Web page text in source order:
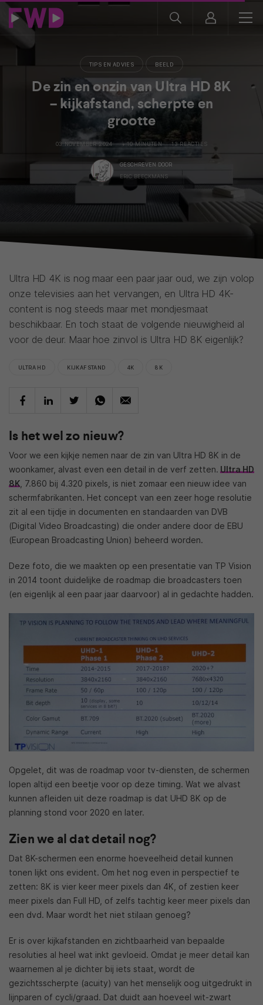
TIPS EN ADVIES BEELD
De zin en onzin van Ultra HD 8K
– kijkafstand, scherpte en
grootte
03 NOVEMBER 2024 + 10 MINUTEN 13 REACTIES
GESCHREVEN DOOR
ERIC BEECKMANS
Ultra HD 4K is nog maar een paar jaar oud, we zijn volop
onze televisies aan het vervangen, en Ultra HD 4K-
content is nog steeds maar met mondjesmaat
beschikbaar. En toch staat de volgende nieuwigheid al
voor de deur. Maar hoe zinvol is Ultra HD 8K eigenlijk?
ULTRA HD KIJKAFSTAND 4K 8K
Is het wel zo nieuw?
Voor we een kijkje nemen naar de zin van Ultra HD 8K in de
woonkamer, alvast even een detail in de verf zetten. Ultra HD
8K , 7.860 bij 4.320 pixels, is niet zomaar een nieuw idee van
schermfabrikanten. Het concept van een zeer hoge resolutie
zit al een tijdje in documenten en standaarden van DVB
(Digital Video Broadcasting) die onder andere door de EBU
(European Broadcasting Union) beheerd worden.
Deze foto, die we maakten op een presentatie van TP Vision
in 2014 toont duidelijke de roadmap die broadcasters toen
(en eigenlijk al een paar jaar daarvoor) al in gedachte hadden.
Opgelet, dit was de roadmap voor tv-diensten, de schermen
lopen altijd een beetje voor op deze timing. Wat we alvast
kunnen afleiden uit deze roadmap is dat UHD 8K op de
planning stond voor 2020 en later.
Zien we al dat detail nog?
Dat 8K-schermen een enorme hoeveelheid detail kunnen
tonen lijkt ons evident. Om het nog even in perspectief te
zetten: 8K is vier keer meer pixels dan 4K, of zestien keer
meer pixels dan Full HD, of zelfs tachtig keer meer pixels dan
een dvd. Maar wordt het niet stilaan genoeg?
Er is over kijkafstanden en zichtbaarheid van bepaalde
resoluties al heel wat inkt gevloeid. Omdat je meer detail kan
waarnemen al je dichter bij iets staat, wordt de
gezichtsscherpte (acuity) van het menselijk oog uitgedrukt in
lijnparen of cycli/graad. Dat duidt aan hoeveel wit-zwart